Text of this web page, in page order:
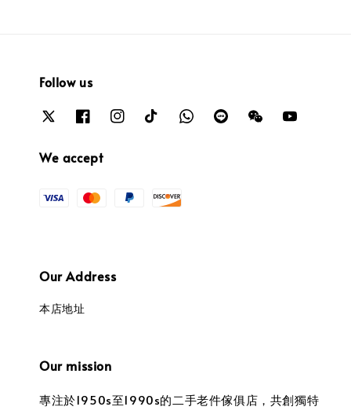
Follow us
We accept
Our Address
本店地址
Our mission
專注於1950s至1990s的二手老件傢俱店，共創獨特